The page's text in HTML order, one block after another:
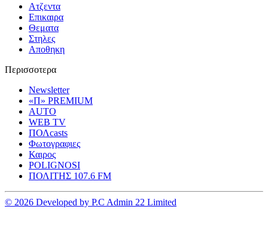
Ατζεντα
Επικαιρα
Θεματα
Στηλες
Αποθηκη
Περισσοτερα
Newsletter
«Π» PREMIUM
AUTO
WEB TV
ΠΟΛcasts
Φωτογραφιες
Καιρος
POLIGNOSI
ΠΟΛΙΤΗΣ 107.6 FM
© 2026 Developed by P.C Admin 22 Limited